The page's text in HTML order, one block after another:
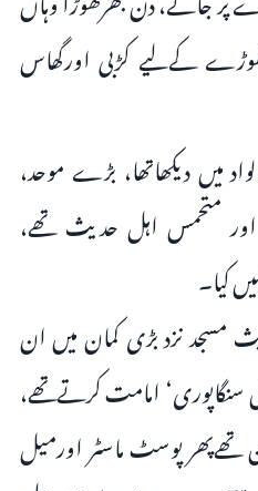
کےلیے کڑبی اورگھاس
میں دیکھاتھا، بڑے موحد،
متحمس اہل حدیث تھے،
کیا۔
مسجد نزد بڑی کمان میں ان
امامت کرتےتھے،
پوسٹ ماسٹر اورمیل